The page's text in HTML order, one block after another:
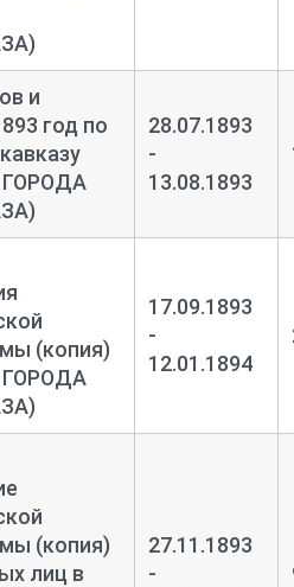
и
год по
28.07.1893
-
13.08.1893
(копия)
17.09.1893
-
12.01.1894
(копия)
лиц в
27.11.1893
-